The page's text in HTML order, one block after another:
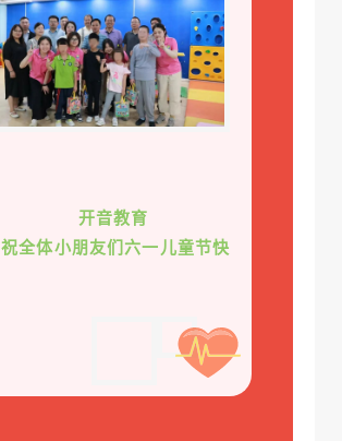
开音教育
祝全体小朋友们六一儿童节快